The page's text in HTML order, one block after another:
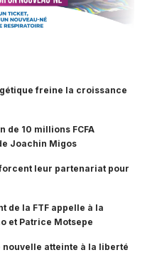
freine la croissance
de 10 millions FCFA
Joachin Migos
leur partenariat pour
de la FTF appelle à la
et Patrice Motsepe
nouvelle atteinte à la liberté